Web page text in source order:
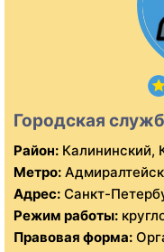
Городская
Район: Калининский,
Метро:
Адрес: Санкт-
Режим работы:
Правовая форма: